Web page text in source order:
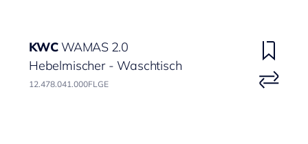
KWCWAMAS 2.0
Hebelmischer - Waschtisch
12.478.041.000FLGE